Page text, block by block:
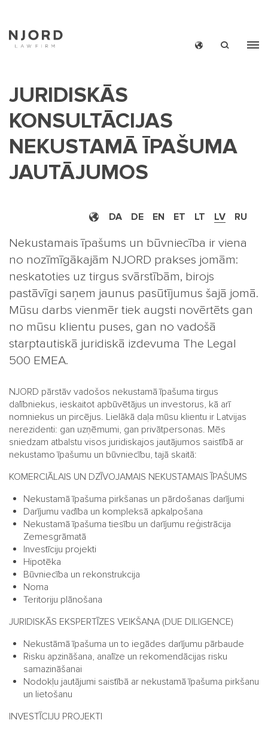
main
content
JURIDISKĀS
KONSULTĀCIJAS
NEKUSTAMĀ ĪPAŠUMA
JAUTĀJUMOS
DA DE EN ET LT LV RU
Nekustamais īpašums un būvniecība ir viena
no nozīmīgākajām NJORD prakses jomām:
neskatoties uz tirgus svārstībām, birojs
pastāvīgi saņem jaunus pasūtījumus šajā jomā.
Mūsu darbs vienmēr tiek augsti novērtēts gan
no mūsu klientu puses, gan no vadošā
starptautiskā juridiskā izdevuma The Legal
500 EMEA.
NJORD pārstāv vadošos nekustamā īpašuma tirgus
dalībniekus, ieskaitot apbūvētājus un investorus, kā arī
nomniekus un pircējus. Lielākā daļa mūsu klientu ir Latvijas
nerezidenti: gan uzņēmumi, gan privātpersonas. Mēs
sniedzam atbalstu visos juridiskajos jautājumos saistībā ar
nekustamo īpašumu un būvniecību, tajā skaitā:
KOMERCIĀLAIS UN DZĪVOJAMAIS NEKUSTAMAIS ĪPAŠUMS
Nekustamā īpašuma pirkšanas un pārdošanas darījumi
Darījumu vadība un kompleksā apkalpošana
Nekustamā īpašuma tiesību un darījumu reģistrācija
Zemesgrāmatā
Investīciju projekti
Hipotēka
Būvniecība un rekonstrukcija
Noma
Teritoriju plānošana
JURIDISKĀS EKSPERTĪZES VEIKŠANA (DUE DILIGENCE)
Nekustāmā īpašuma un to iegādes darījumu pārbaude
Risku apzināšana, analīze un rekomendācijas risku
samazināšanai
Nodokļu jautājumi saistībā ar nekustamā īpašuma pirkšanu
un lietošanu
INVESTĪCIJU PROJEKTI